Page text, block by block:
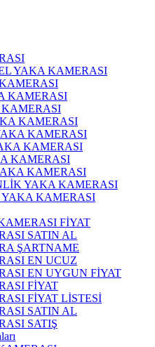
YAKA KAMERASI
KAMERASI
KAMERASI
KAMERASI
KAMERASI
KAMERASI
KAMERASI
YAKA KAMERASI
KAMERASI
FİYAT
SATIN AL
ŞARTNAME
EN UCUZ
EN UYGUN FİYAT
FİYAT
FİYAT LİSTESİ
SATIN AL
SATIŞ